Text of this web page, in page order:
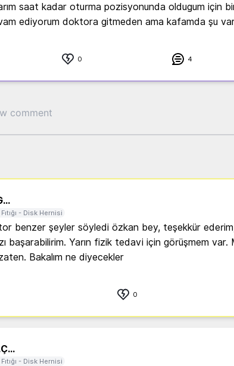
saat kadar oturma pozisyonunda oldugum için
ediyorum doktora gitmeden ama kafamda şu
0 4
- Disk Hernisi
benzer şeyler söyledi özkan bey, teşekkür
başarabilirim. Yarın fizik tedavi için görüşmem
Bakalım ne diyecekler
0
Ç...
- Disk Hernisi